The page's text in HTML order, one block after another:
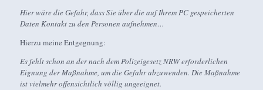
Hier wäre die Gefahr, dass Sie über die auf Ihrem PC gespeicherten
Daten Kontakt zu den Personen aufnehmen…
Hierzu meine Entgegnung:
Es fehlt schon an der nach dem Polizeigesetz NRW erforderlichen
Eignung der Maßnahme, um die Gefahr abzuwenden. Die Maßnahme
ist vielmehr offensichtlich völlig ungeeignet.